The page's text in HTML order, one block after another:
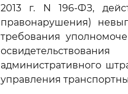
2013 г. N 196-ФЗ,
правонарушения)
требования
административного
управления